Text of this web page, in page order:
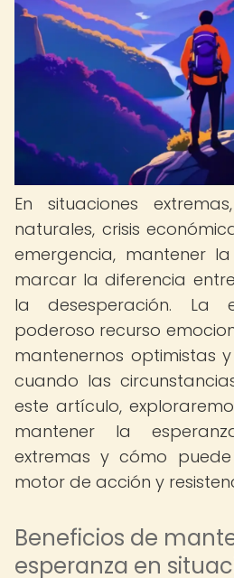
En situaciones
naturales, crisis
emergencia, mantener
marcar la diferencia
la desesperación. La
poderoso recurso
mantenernos optimistas
cuando las
este artículo,
mantener la
extremas y cómo
motor de acción y
Beneficios de
esperanza en